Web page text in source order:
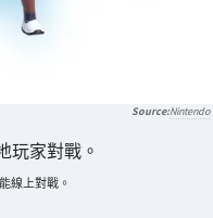
Nintendo
玩家對戰。
線上對戰。